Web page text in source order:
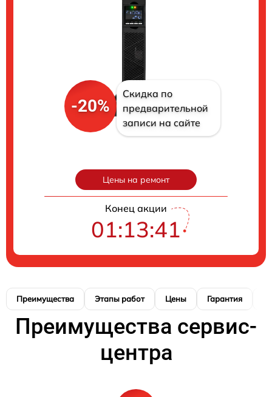
-20%
Скидка по
предварительной
записи на сайте
Цены на ремонт
Конец акции
01:13:40
Преимущества Этапы работ Цены Гарантия
Преимущества сервис-
центра